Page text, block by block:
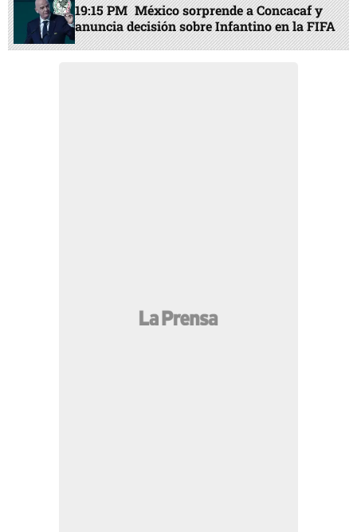
19:15 PM México sorprende a Concacaf y
anuncia decisión sobre Infantino en la FIFA